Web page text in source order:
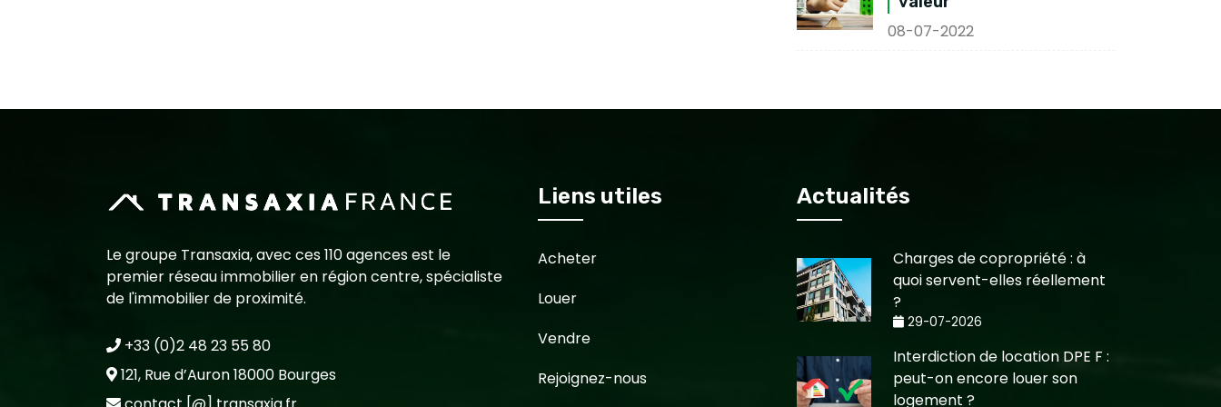
08-07-2022
Le groupe Transaxia, avec ces 110 agences est le
premier réseau immobilier en région centre, spécialiste
de l'immobilier de proximité.
+33 (0)2 48 23 55 80
121, Rue d’Auron 18000 Bourges
Liens utiles
Acheter
Louer
Vendre
Rejoignez-nous
Actualités
Charges de copropriété : à
quoi servent-elles réellement
?
29-07-2026
Interdiction de location DPE F :
peut-on encore louer son
logement ?